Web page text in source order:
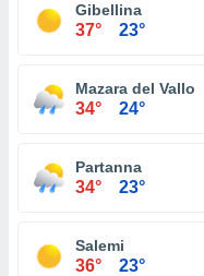
Gibellina
37° 23°
Mazara del Vallo
34° 24°
Partanna
34° 23°
Salemi
36° 23°